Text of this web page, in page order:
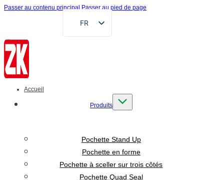
Passer au contenu principal Passer au pied de page
FR
EN
ID
Accueil
Produits
Pochette Stand Up
Pochette en forme
Pochette à sceller sur trois côtés
Pochette Quad Seal